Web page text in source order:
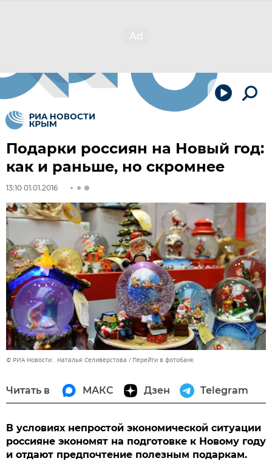
Подарки россиян на Новый год:
как и раньше, но скромнее
13:10 01.01.2016
© РИА Новости . Наталья Селиверстова Перейти в фотобанк
Читать в МАКС Дзен Telegram
В условиях непростой экономической ситуации
россияне экономят на подготовке к Новому году
и отдают предпочтение полезным подаркам.